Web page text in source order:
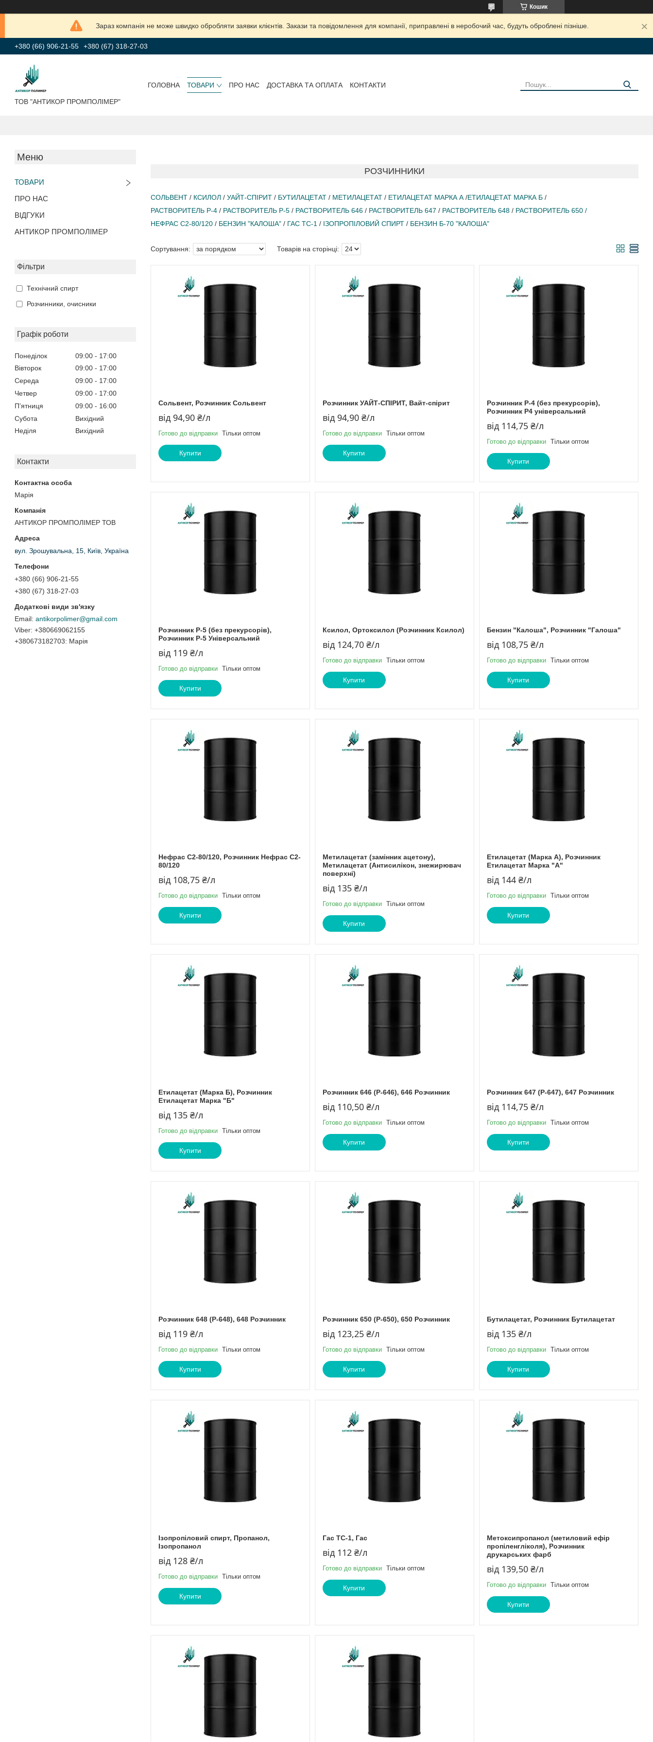
Кошик
Зараз компанія не може швидко обробляти заявки клієнтів. Закази та повідомлення для компанії, приправлені в неробочий час, будуть оброблені пізніше.
+380 (66) 906-21-55 +380 (67) 318-27-03
ТОВ "АНТИКОР ПРОМПОЛІМЕР"
ГОЛОВНА ТОВАРИ ПРО НАС ДОСТАВКА ТА ОПЛАТА КОНТАКТИ
ТОВАРИ
ПРО НАС
ВІДГУКИ
АНТИКОР ПРОМПОЛІМЕР
Фільтри
Технічний спирт
Розчинники, очисники
Графік роботи
Понеділок 09:00
17:00
Вівторок
09:00
17:00
Середа
09:00
17:00
Четвер
09:00
17:00
Пʼятниця
09:00
16:00
Субота
Вихідний
Неділя
Вихідний
Контакти
Марія
АНТИКОР ПРОМПОЛІМЕР ТОВ
вул. Зрошувальна, 15, Київ, Україна
+380 (66) 906-21-55
+380 (67) 318-27-03
antikorpolimer@gmail.com
+380669062155
+380673182703
Марія
РОЗЧИННИКИ
СОЛЬВЕНТ / КСИЛОЛ / УАЙТ-СПІРИТ / БУТИЛАЦЕТАТ / МЕТИЛАЦЕТАТ / ЕТИЛАЦЕТАТ МАРКА А /ЕТИЛАЦЕТАТ МАРКА Б /
РАСТВОРИТЕЛЬ Р-4 / РАСТВОРИТЕЛЬ Р-5 / РАСТВОРИТЕЛЬ 646 / РАСТВОРИТЕЛЬ 647 / РАСТВОРИТЕЛЬ 648 / РАСТВОРИТЕЛЬ 650 /
НЕФРАС С2-80/120 / БЕНЗИН "КАЛОША" / ГАС ТС-1 / ІЗОПРОПІЛОВИЙ СПИРТ / БЕНЗИН Б-70 "КАЛОША"
Сольвент, Розчинник Сольвент
від 94,90 ₴/л
Готово до відправки Тільки оптом
Купити
Розчинник УАЙТ-СПІРИТ, Вайт-спірит
від 94,90 ₴/л
Готово до відправки Тільки оптом
Купити
Розчинник Р-4 (без прекурсорів),
Розчинник Р4 універсальний
від 114,75 ₴/л
Готово до відправки Тільки оптом
Купити
Розчинник Р-5 (без прекурсорів),
Розчинник Р-5 Універсальний
від 119 ₴/л
Готово до відправки Тільки оптом
Купити
Ксилол, Ортоксилол (Розчинник Ксилол)
від 124,70 ₴/л
Готово до відправки Тільки оптом
Купити
Бензин "Калоша", Розчинник "Галоша"
від 108,75 ₴/л
Готово до відправки Тільки оптом
Купити
Нефрас С2-80/120, Розчинник Нефрас С2-
80/120
від 108,75 ₴/л
Готово до відправки Тільки оптом
Купити
Метилацетат (замінник ацетону),
Метилацетат (Антисилікон, знежирювач
поверхні)
від 135 ₴/л
Готово до відправки Тільки оптом
Купити
Етилацетат (Марка А), Розчинник
Етилацетат Марка "А"
від 144 ₴/л
Готово до відправки Тільки оптом
Купити
Етилацетат (Марка Б), Розчинник
Етилацетат Марка "Б"
від 135 ₴/л
Готово до відправки Тільки оптом
Купити
Розчинник 646 (Р-646), 646 Розчинник
від 110,50 ₴/л
Готово до відправки Тільки оптом
Купити
Розчинник 647 (Р-647), 647 Розчинник
від 114,75 ₴/л
Готово до відправки Тільки оптом
Купити
Розчинник 648 (Р-648), 648 Розчинник
від 119 ₴/л
Готово до відправки Тільки оптом
Купити
Розчинник 650 (Р-650), 650 Розчинник
від 123,25 ₴/л
Готово до відправки Тільки оптом
Купити
Бутилацетат, Розчинник Бутилацетат
від 135 ₴/л
Готово до відправки Тільки оптом
Купити
Ізопропіловий спирт, Пропанол,
Ізопропанол
від 128 ₴/л
Готово до відправки Тільки оптом
Купити
Гас ТС-1, Гас
від 112 ₴/л
Готово до відправки Тільки оптом
Купити
Метоксипропанол (метиловий ефір
пропіленгліколя), Розчинник
друкарських фарб
від 139,50 ₴/л
Готово до відправки Тільки оптом
Купити